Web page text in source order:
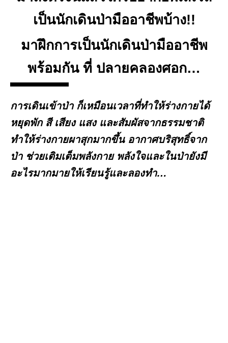
เป็นนักเดินป่ามืออาชีพบ้าง!!
มาฝึกการเป็นนักเดินป่ามืออาชีพ
พร้อมกัน ที่ ปลายคลองศอก…
การเดินเข้าป่า ก็เหมือนเวลาที่ทำให้ร่างกายได้
หยุดพัก สี เสียง แสง และสัมผัสจากธรรมชาติ
ทำให้ร่างกายผาสุกมากขึ้น อากาศบริสุทธิ์จาก
ป่า ช่วยเติมเต็มพลังกาย พลังใจและในป่ายังมี
อะไรมากมายให้เรียนรู้และลองทำ…